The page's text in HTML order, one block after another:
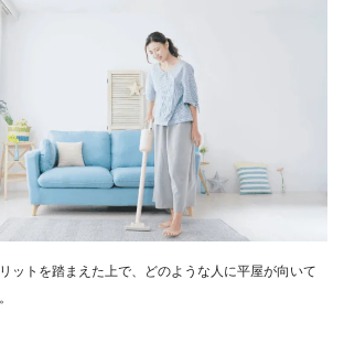
ットを踏まえた上で、どのような人に平屋が向いて